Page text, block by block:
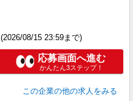
(2026/08/15 23:59まで)
応募画面へ進む
かんたん3ステップ！
この企業の他の求人をみる